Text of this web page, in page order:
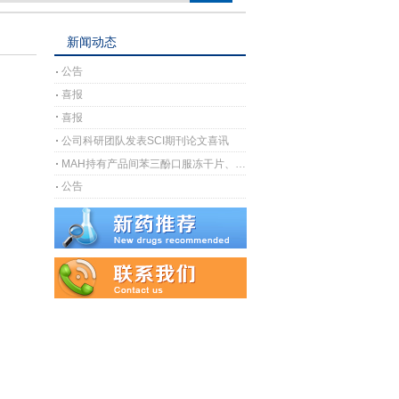
新闻动态
公告
喜报
喜报
公司科研团队发表SCI期刊论文喜讯
公告